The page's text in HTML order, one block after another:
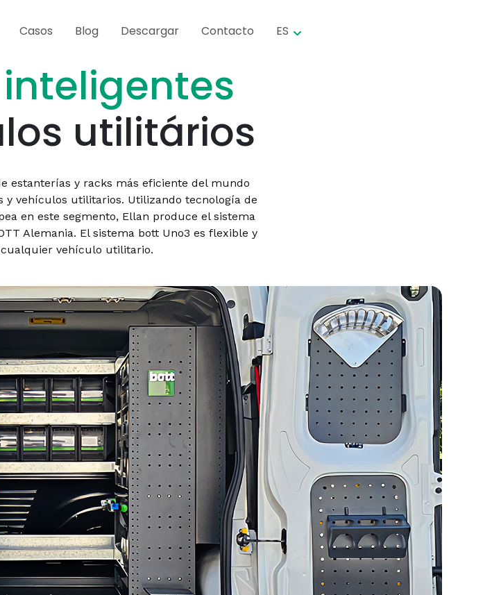
Casos Blog Descargar Contacto ES
utilitários
estanterías y racks más eficiente del mundo
y vehículos utilitarios. Utilizando tecnología de
en este segmento, Ellan produce el sistema
Alemania. El sistema bott Uno3 es flexible y
vehículo utilitario.